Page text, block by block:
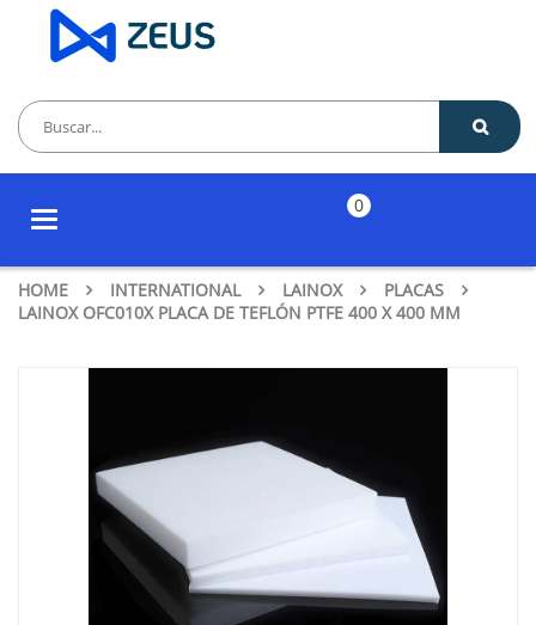
Toggle
0
HOME INTERNATIONAL LAINOX
PLACAS
LAINOX OFC010X PLACA DE TEFLÓN PTFE 400 X 400 MM